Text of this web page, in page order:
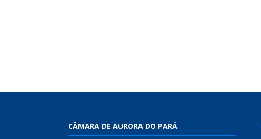
CÂMARA DE AURORA DO PARÁ